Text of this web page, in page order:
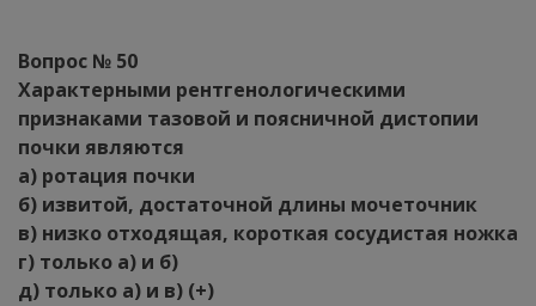
Вопрос № 50
Характерными рентгенологическими
признаками тазовой и поясничной дистопии
почки являются
а) ротация почки
б) извитой, достаточной длины мочеточник
в) низко отходящая, короткая сосудистая ножка
г) только а) и б)
д) только а) и в) (+)